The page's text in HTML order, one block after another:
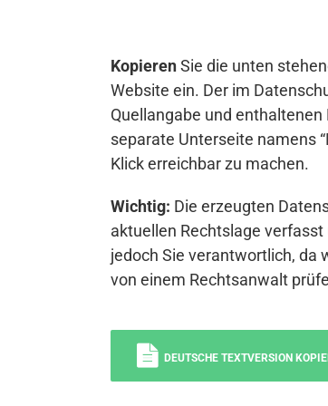
KopierenSie die unten
Website ein. Der im
Quellangabe und
separate Unterseite namens
Klick erreichbar zu machen.
Wichtig: Die erzeugten
aktuellen Rechtslage
jedoch Sie verantwortlich, da
von einem Rechtsanwalt
DEUTSCHE TEXTVERSION